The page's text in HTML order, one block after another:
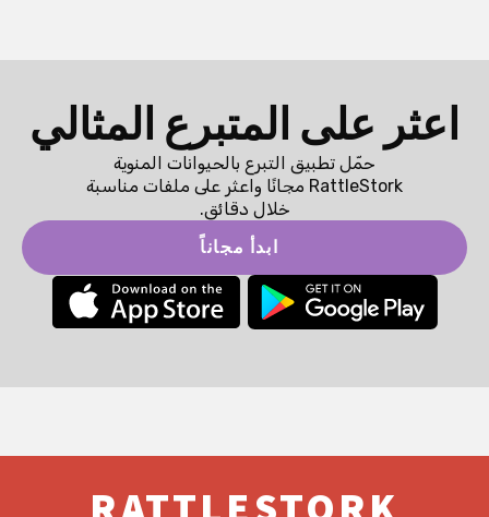
اعثر على المتبرع المثالي
حمّل تطبيق التبرع بالحيوانات المنوية
RattleStork مجانًا واعثر على ملفات مناسبة
خلال دقائق.
ابدأ مجاناً